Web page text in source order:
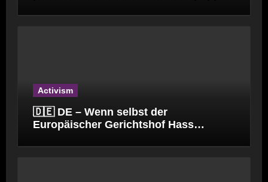
Activism
🇩🇪 DE – Wenn selbst der
Europäischer Gerichtshof Hass